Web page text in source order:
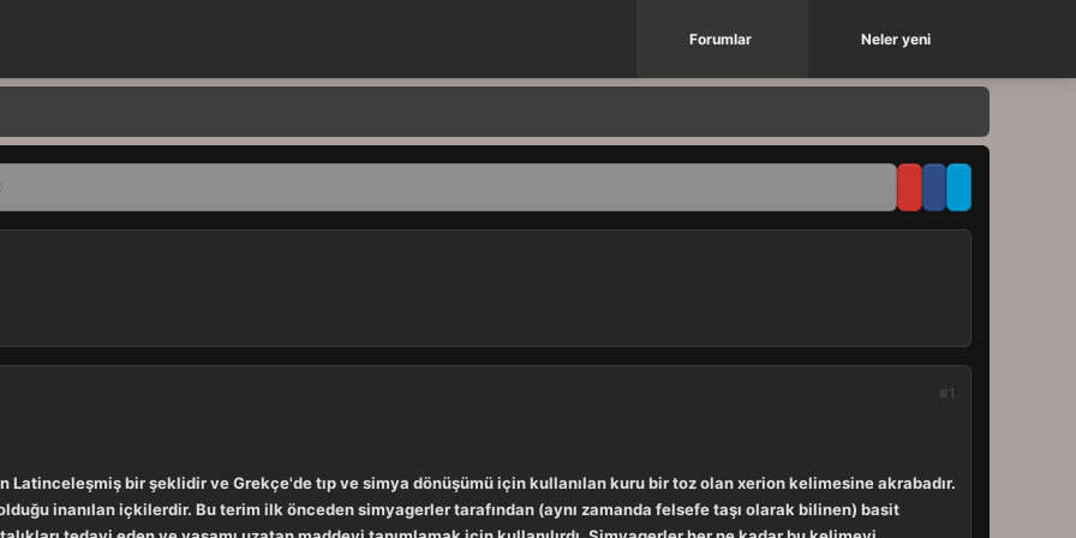
Forumlar Neler yeni
#1
bir şeklidir ve Grekçe'de tıp ve simya dönüşümü için kullanılan kuru bir toz olan xerion kelimesine akrabadır.
inanılan içkilerdir. Bu terim ilk önceden simyagerler tarafından (aynı zamanda felsefe taşı olarak bilinen) basit